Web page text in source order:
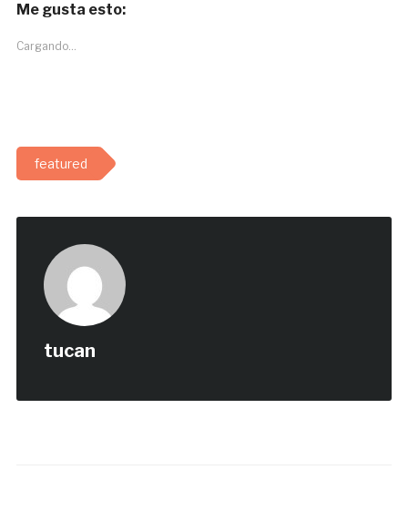
Me gusta esto:
Cargando...
featured
tucan